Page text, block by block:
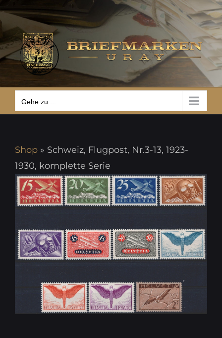
Zum
Inhalt
springen
Gehe zu ...
Gehe zu ...
Shop » Schweiz, Flugpost, Nr.3-13, 1923-
1930, komplette Serie